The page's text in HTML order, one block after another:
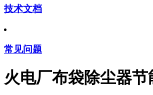
技术文档
常见问题
火电厂布袋除尘器